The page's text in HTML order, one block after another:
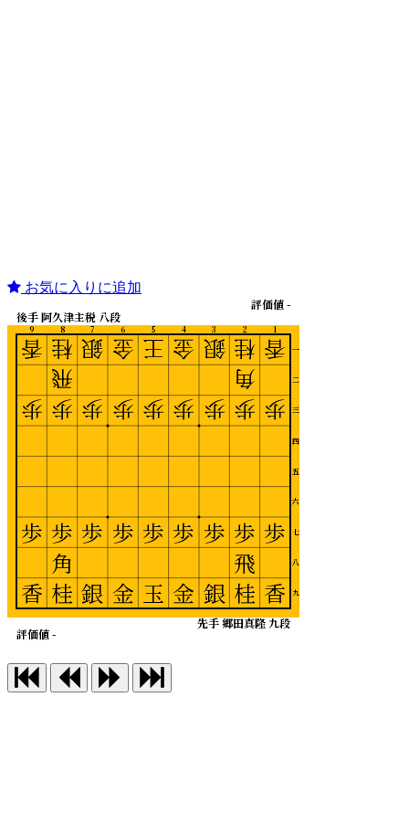
お気に入りに追加
1
2
3
4
5
6
7
8
9
一
二
三
四
五
六
七
八
九
先手 郷田真隆 九段
後手 阿久津主税 八段
評価値 -
評価値 -
香
歩
歩
香
桂
角
歩
歩
飛
桂
銀
歩
歩
銀
金
歩
歩
金
王
歩
歩
玉
金
歩
歩
金
銀
歩
歩
銀
桂
飛
歩
歩
角
桂
香
歩
歩
香